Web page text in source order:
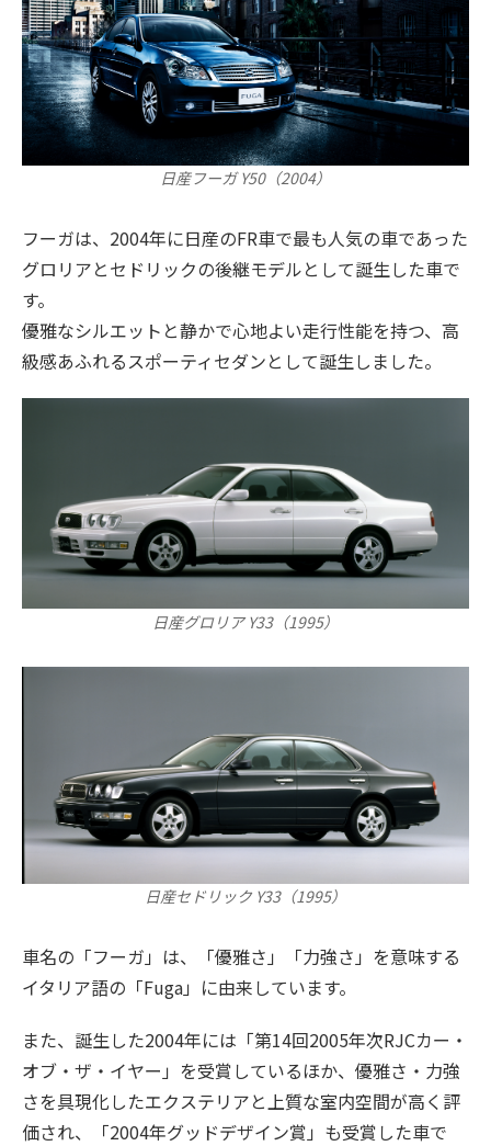
日産フーガ Y50（2004）
フーガは、2004年に日産のFR車で最も人気の車であった
グロリアとセドリックの後継モデルとして誕生した車で
す。
優雅なシルエットと静かで心地よい走行性能を持つ、高
級感あふれるスポーティセダンとして誕生しました。
日産グロリア Y33（1995）
日産セドリック Y33（1995）
車名の「フーガ」は、「優雅さ」「力強さ」を意味する
イタリア語の「Fuga」に由来しています。
また、誕生した2004年には「第14回2005年次RJCカー・
オブ・ザ・イヤー」を受賞しているほか、優雅さ・力強
さを具現化したエクステリアと上質な室内空間が高く評
価され、「2004年グッドデザイン賞」も受賞した車で